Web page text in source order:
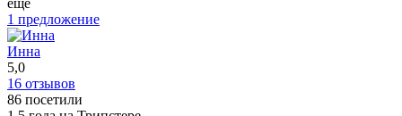
ещё
1 предложение
Инна
5,0
16 отзывов
86 посетили